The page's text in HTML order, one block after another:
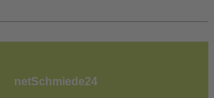
netSchmiede24